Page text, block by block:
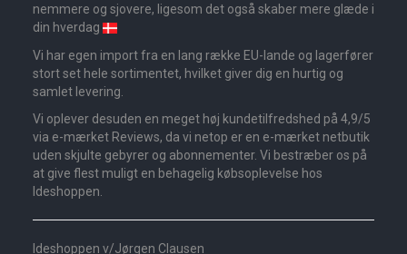
nemmere og sjovere, ligesom det også skaber mere glæde i
din hverdag
Vi har egen import fra en lang række EU-lande og lagerfører
stort set hele sortimentet, hvilket giver dig en hurtig og
samlet levering.
Vi oplever desuden en meget høj kundetilfredshed på 4,9/5
via e-mærket Reviews, da vi netop er en e-mærket netbutik
uden skjulte gebyrer og abonnementer. Vi bestræber os på
at give flest muligt en behagelig købsoplevelse hos
Ideshoppen.
Ideshoppen v/Jørgen Clausen